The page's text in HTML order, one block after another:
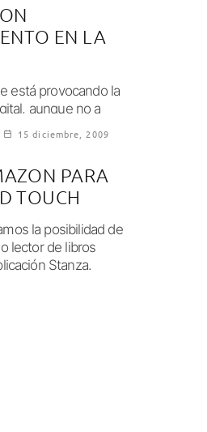
EN LA
está provocando la
aunque no a
abandonar...
15 diciembre, 2009
PARA
TOUCH
la posibilidad de
lector de libros
Stanza.